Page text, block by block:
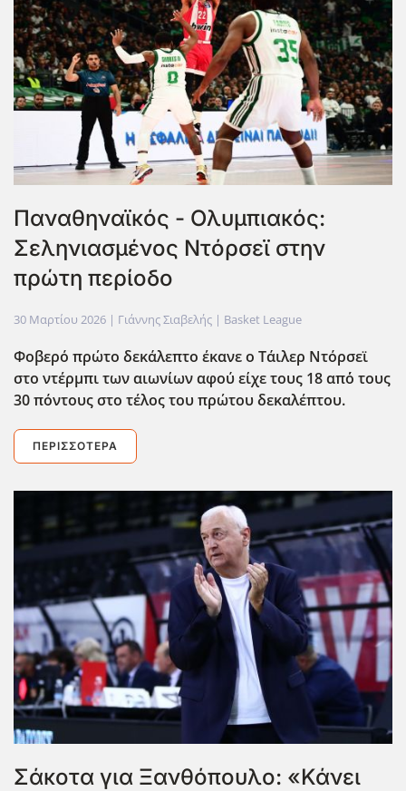
Παναθηναϊκός - Ολυμπιακός:
Σεληνιασμένος Ντόρσεϊ στην
πρώτη περίοδο
30 Μαρτίου 2026 | Γιάννης Σιαβελής | Basket League
Φοβερό πρώτο δεκάλεπτο έκανε ο Τάιλερ Ντόρσεϊ
στο ντέρμπι των αιωνίων αφού είχε τους 18 απ΄΄ο τους
30 πόντους στο τέλος του πρώτου δεκαλέπτου.
ΠΕΡΙΣΣΌΤΕΡΑ
Σάκοτα για Ξανθόπουλο: «Κάνει